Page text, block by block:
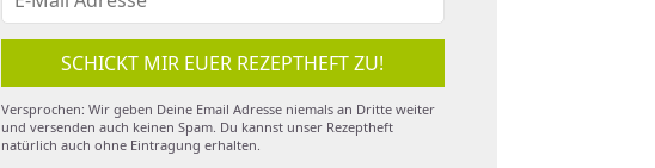
SCHICKT MIR EUER REZEPTHEFT ZU!
Versprochen: Wir geben Deine Email Adresse niemals an Dritte weiter
und versenden auch keinen Spam. Du kannst unser Rezeptheft
natürlich auch ohne Eintragung erhalten.